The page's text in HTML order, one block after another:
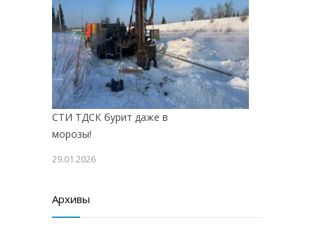
СТИ ТДСК бурит даже в
морозы!
29.01.2026
Архивы